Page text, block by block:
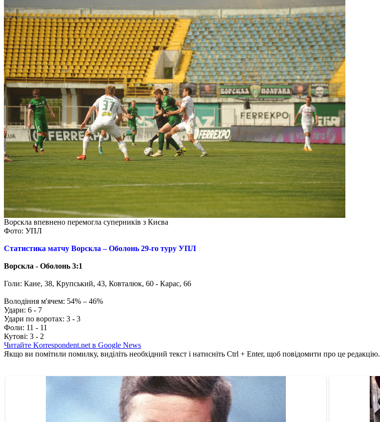
Ворскла впевнено перемогла суперників з Києва
Фото: УПЛ
Статистика матчу Ворскла – Оболонь 29-го туру УПЛ
Ворскла - Оболонь 3:1
Голи: Кане, 38, Крупський, 43, Ковталюк, 60 - Карас, 66
Володіння м'ячем: 54% – 46%
Удари: 6 - 7
Удари по воротах: 3 - 3
Фоли: 11 - 11
Кутові: 3 - 2
Читайте Korrespondent.net в Google News
Якщо ви помітили помилку, виділіть необхідний текст і натисніть Ctrl + Enter, щоб повідомити про це редакцію.